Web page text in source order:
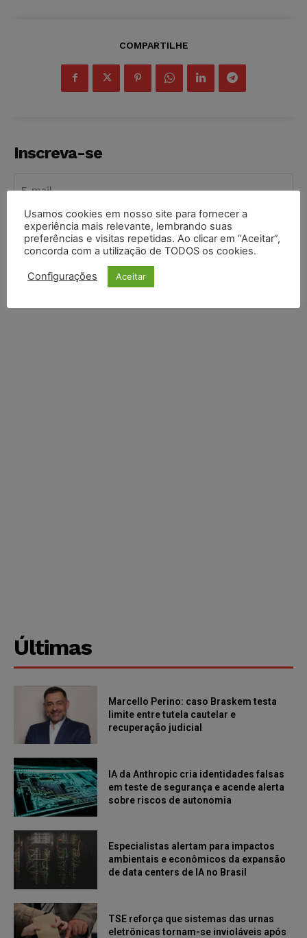
COMPARTILHE
Inscreva-se
INSCREVER
Últimas
Marcello Perino: caso Braskem testa
limite entre tutela cautelar e
recuperação judicial
IA da Anthropic cria identidades falsas
em teste de segurança e acende alerta
sobre riscos de autonomia
Especialistas alertam para impactos
ambientais e econômicos da expansão
de data centers de IA no Brasil
TSE reforça que sistemas das urnas
eletrônicas tornam-se invioláveis após
Usamos cookies em nosso site para fornecer a
experiência mais relevante, lembrando suas
preferências e visitas repetidas. Ao clicar em “Aceitar”,
concorda com a utilização de TODOS os cookies.
Configurações Aceitar